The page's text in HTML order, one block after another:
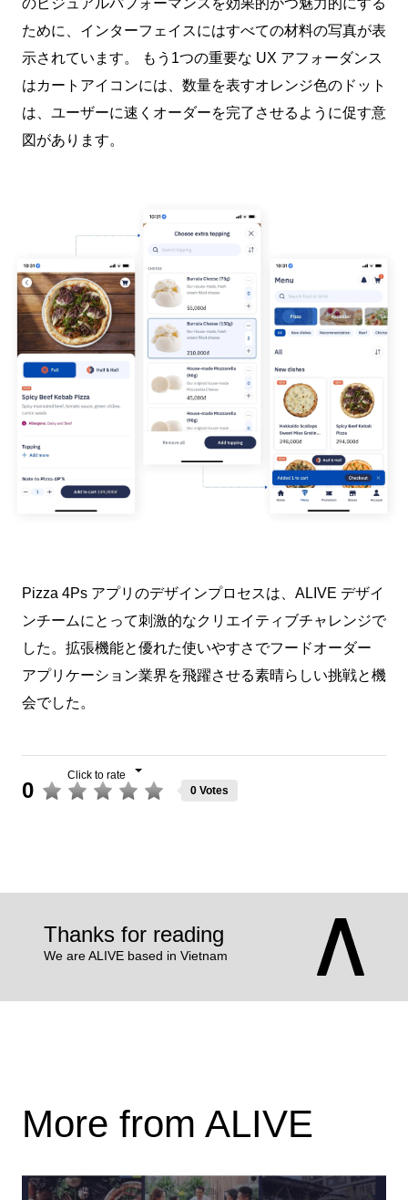
のビジュアルパフォーマンスを効果的かつ魅力的にする
ために、インターフェイスにはすべての材料の写真が表
示されています。 もう1つの重要な UX アフォーダンス
はカートアイコンには、数量を表すオレンジ色のドット
は、ユーザーに速くオーダーを完了させるように促す意
図があります。
Pizza 4Ps アプリのデザインプロセスは、ALIVE デザイ
ンチームにとって刺激的なクリエイティブチャレンジで
した。拡張機能と優れた使いやすさでフードオーダー
アプリケーション業界を飛躍させる素晴らしい挑戦と機
会でした。
0 0 Votes
Thanks for reading
We are ALIVE based in Vietnam
More from ALIVE